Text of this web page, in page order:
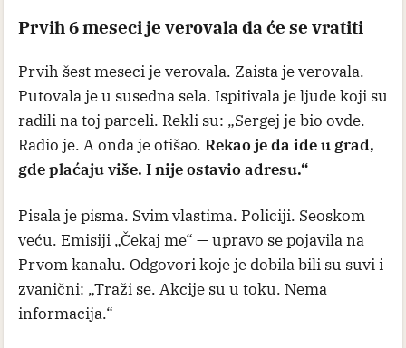
Prvih 6 meseci je verovala da će se vratiti
Prvih šest meseci je verovala. Zaista je verovala.
Putovala je u susedna sela. Ispitivala je ljude koji su
radili na toj parceli. Rekli su: „Sergej je bio ovde.
Radio je. A onda je otišao. Rekao je da ide u grad,
gde plaćaju više. I nije ostavio adresu.“
Pisala je pisma. Svim vlastima. Policiji. Seoskom
veću. Emisiji „Čekaj me“ — upravo se pojavila na
Prvom kanalu. Odgovori koje je dobila bili su suvi i
zvanični: „Traži se. Akcije su u toku. Nema
informacija.“